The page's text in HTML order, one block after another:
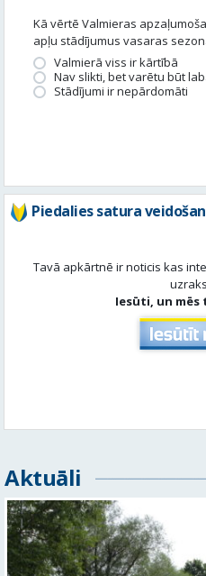
Kā vērtē Valmieras
apļu stādījumus vasaras
Valmierā viss ir kārtībā
Nav slikti, bet varētu būt
Stādījumi ir nepārdomāti
Piedalies satura
Tavā apkārtnē ir noticis kas
Iesūti, un mēs
Aktuāli